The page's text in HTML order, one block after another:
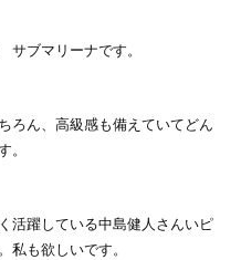
ブマリーナです。
ろん、高級感も備えていてどん
。
活躍している中島健人さんいピ
私も欲しいです。